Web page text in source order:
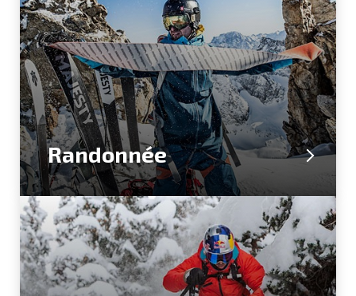
Randonnée